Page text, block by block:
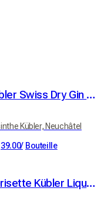
Kübler Swiss Dry Gin 46% vol. 50cl
Kübler, Neuchâtel
39.00/ Bouteille
Cerisette Kübler Liqueur de Cerises 34% vol. 50cl